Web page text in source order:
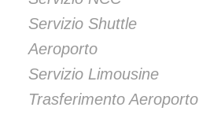
Servizio Shuttle
Aeroporto
Servizio Limousine
Trasferimento Aeroporto